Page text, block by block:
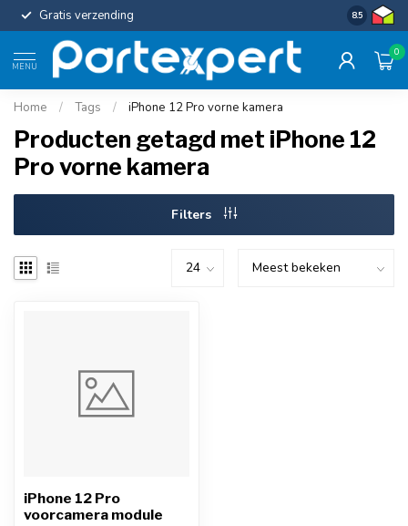
Gratis verzending Uniforme
8.5
MENU
0
Home / Tags / iPhone 12 Pro vorne kamera
Producten getagd met iPhone 12
Pro vorne kamera
Filters
iPhone 12 Pro
voorcamera module